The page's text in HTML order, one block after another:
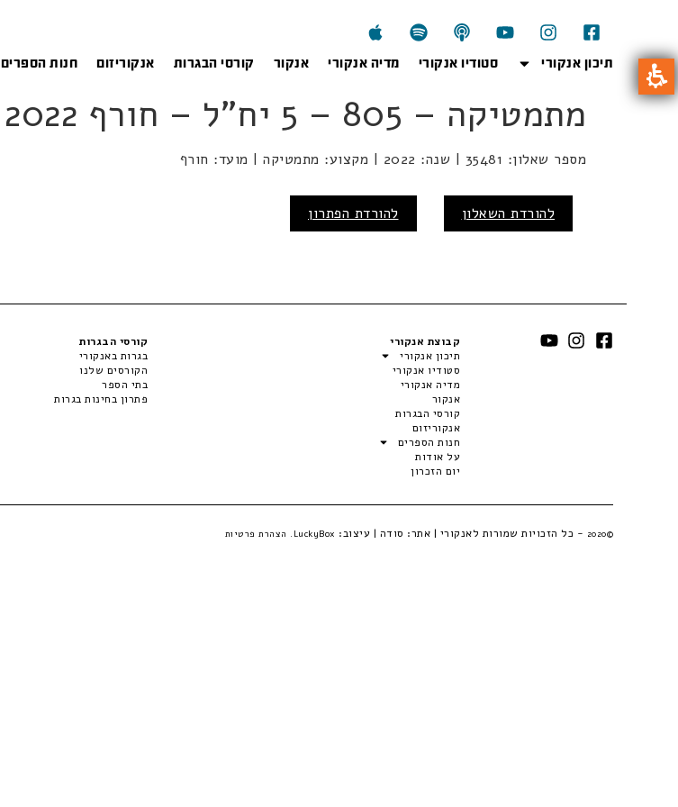
תיכון אנקורי סטודיו אנקורי מדיה אנקורי אנקור קורסי הבגרות אנקוריזום חנות הספרים
מתמטיקה – 805 – 5 יח"ל – חורף 2022
מספר שאלון: 35481 | שנה: 2022 | מקצוע: מתמטיקה | מועד: חורף
להורדת השאלון להורדת הפתרון
קבוצת אנקורי
תיכון אנקורי
סטודיו אנקורי
מדיה אנקורי
אנקור
קורסי הבגרות
אנקוריזום
חנות הספרים
על אודות
יום הזכרון
קורסי הבגרות
בגרות באנקורי
הקורסים שלנו
בתי הספר
פתרון בחינות בגרות
©2020 - כל הזכויות שמורות לאנקורי | אתר: סודה | עיצוב: LuckyBox. הצהרת פרטיות